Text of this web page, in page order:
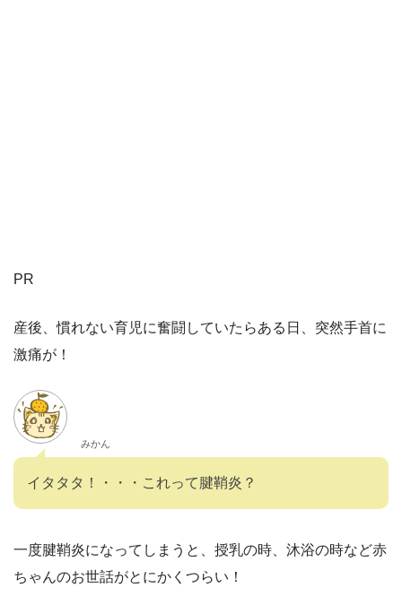
PR
産後、慣れない育児に奮闘していたらある日、突然手首に
激痛が！
みかん
イタタタ！・・・これって腱鞘炎？
一度腱鞘炎になってしまうと、授乳の時、沐浴の時など赤
ちゃんのお世話がとにかくつらい！